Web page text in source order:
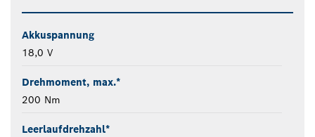
Akkuspannung
18,0 V
Drehmoment, max.*
200 Nm
Leerlaufdrehzahl*